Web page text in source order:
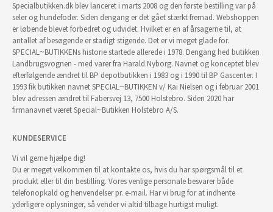
Specialbutikken.dk blev lanceret i marts 2008 og den første bestilling var på
seler og hundefoder. Siden dengang er det gået stærkt fremad. Webshoppen
er løbende blevet forbedret og udvidet. Hvilket er en af årsagerne til, at
antallet af besøgende er stadigt stigende. Det er vi meget glade for.
SPECIAL~BUTIKKENs historie startede allerede i 1978. Dengang hed butikken
Landbrugsvognen - med varer fra Harald Nyborg. Navnet og konceptet blev
efterfølgende ændret til BP depotbutikken i 1983 og i 1990 til BP Gascenter. I
1993 fik butikken navnet SPECIAL~BUTIKKEN v/ Kai Nielsen og i februar 2001
blev adressen ændret til Fabersvej 13, 7500 Holstebro. Siden 2020 har
firmanavnet været Special~Butikken Holstebro A/S.
KUNDESERVICE
Vi vil gerne hjælpe dig!
Du er meget velkommen til at kontakte os, hvis du har spørgsmål til et
produkt eller til din bestilling. Vores venlige personale besvarer både
telefonopkald og henvendelser pr. e-mail. Har vi brug for at indhente
yderligere oplysninger, så vender vi altid tilbage hurtigst muligt.